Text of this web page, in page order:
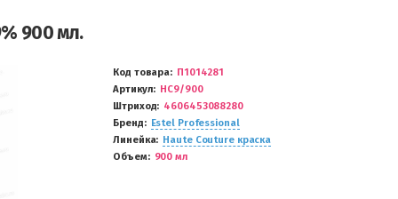
900 мл.
Код товара
П1014281
Артикул
HC9/900
Штриход
4606453088280
Бренд
Estel Professional
Линейка
Haute Couture краска
Объем
900 мл